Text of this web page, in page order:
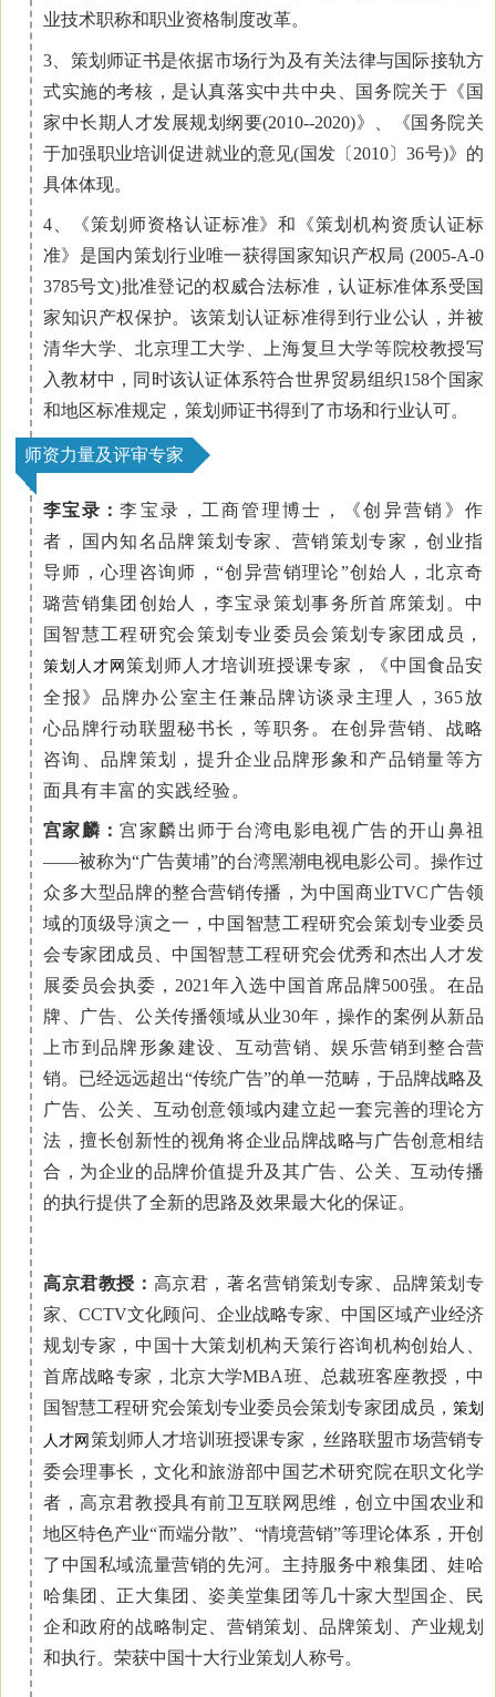
业技术职称和职业资格制度改革。
3、策划师证书是依据市场行为及有关法律与国际接轨方
式实施的考核，是认真落实中共中央、国务院关于《国
家中长期人才发展规划纲要(2010--2020)》、《国务院关
于加强职业培训促进就业的意见(国发〔2010〕36号)》的
具体体现。
4、《策划师资格认证标准》和《策划机构资质认证标
准》是国内策划行业唯一获得国家知识产权局 (2005-A-0
3785号文)批准登记的权威合法标准，认证标准体系受国
家知识产权保护。该策划认证标准得到行业公认，并被
清华大学、北京理工大学、上海复旦大学等院校教授写
入教材中，同时该认证体系符合世界贸易组织158个国家
和地区标准规定，策划师证书得到了市场和行业认可。
师资力量及评审专家
李宝录：李宝录，工商管理博士，《创异营销》作
者，国内知名品牌策划专家、营销策划专家，创业指
导师，心理咨询师，“创异营销理论”创始人，北京奇
璐营销集团创始人，李宝录策划事务所首席策划。中
国智慧工程研究会策划专业委员会策划专家团成员，
策划人才网策划师人才培训班授课专家，《中国食品安
全报》品牌办公室主任兼品牌访谈录主理人，365放
心品牌行动联盟秘书长，等职务。在创异营销、战略
咨询、品牌策划，提升企业品牌形象和产品销量等方
面具有丰富的实践经验。
宫家麟：宫家麟出师于台湾电影电视广告的开山鼻祖
——被称为“广告黄埔”的台湾黑潮电视电影公司。操作过
众多大型品牌的整合营销传播，为中国商业TVC广告领
域的顶级导演之一，中国智慧工程研究会策划专业委员
会专家团成员、中国智慧工程研究会优秀和杰出人才发
展委员会执委，2021年入选中国首席品牌500强。在品
牌、广告、公关传播领域从业30年，操作的案例从新品
上市到品牌形象建设、互动营销、娱乐营销到整合营
销。已经远远超出“传统广告”的单一范畴，于品牌战略及
广告、公关、互动创意领域内建立起一套完善的理论方
法，擅长创新性的视角将企业品牌战略与广告创意相结
合，为企业的品牌价值提升及其广告、公关、互动传播
的执行提供了全新的思路及效果最大化的保证。
高京君教授： 高京君，著名营销策划专家、品牌策划专
家、CCTV文化顾问、企业战略专家、中国区域产业经济
规划专家，中国十大策划机构天策行咨询机构创始人、
首席战略专家，北京大学MBA班、总裁班客座教授，中
国智慧工程研究会策划专业委员会策划专家团成员， 策划
人才网 策划师人才培训班授课专家，丝路联盟市场营销专
委会理事长，文化和旅游部中国艺术研究院在职文化学
者，高京君教授具有前卫互联网思维，创立中国农业和
地区特色产业“而端分散”、“情境营销”等理论体系，开创
了中国私域流量营销的先河。主持服务中粮集团、娃哈
哈集团、正大集团、姿美堂集团等几十家大型国企、民
企和政府的战略制定、营销策划、品牌策划、产业规划
和执行。荣获中国十大行业策划人称号。